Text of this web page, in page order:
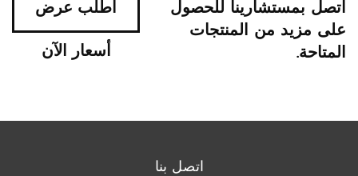
اتصل بمستشارينا للحصول
على مزيد من المنتجات
المتاحة.
اطلب عرض
أسعار الآن
اتصل بنا